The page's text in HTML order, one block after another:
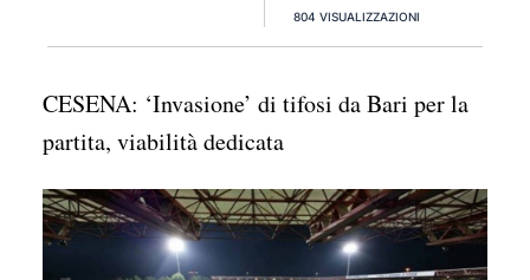
804 VISUALIZZAZIONI
CESENA: ‘Invasione’ di tifosi da Bari per la
partita, viabilità dedicata